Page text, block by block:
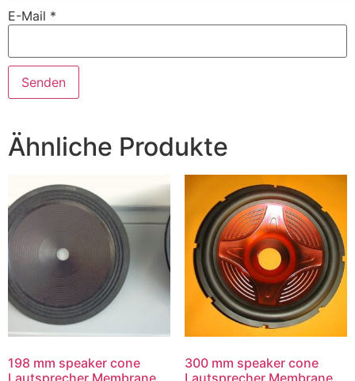
E-Mail *
Ähnliche Produkte
198 mm speaker cone
Lautsprecher Membrane
300 mm speaker cone
Lautsprecher Membrane